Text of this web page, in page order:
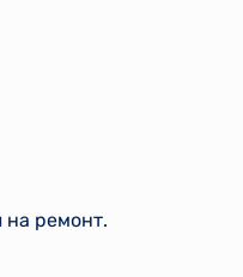
на ремонт.